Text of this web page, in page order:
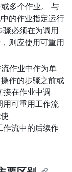
多个作业。 与
的作业指定运行
骤必须在为调用
则应使用可重用
作业中作为单
作的步骤之前或
接在作业中调
用可重用工作流
作流中的后续作